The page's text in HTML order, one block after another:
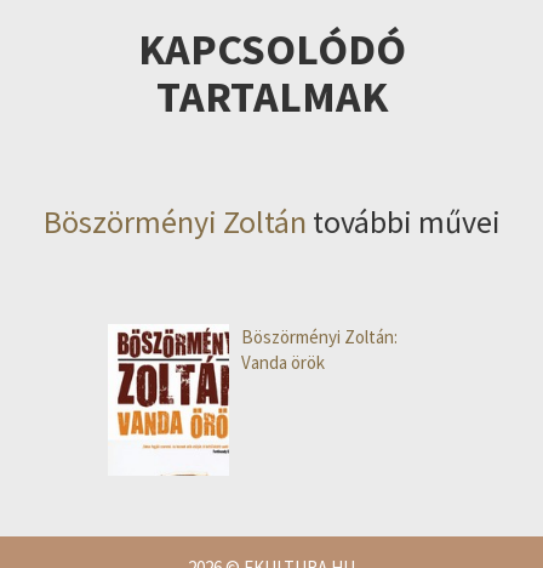
KAPCSOLÓDÓ
TARTALMAK
Böszörményi Zoltán további művei
Böszörményi Zoltán:
Vanda örök